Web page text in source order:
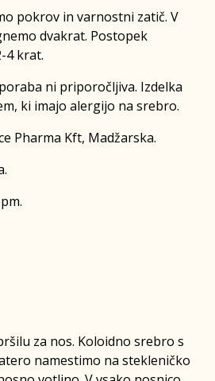
pokrov in varnostni zatič. V
dvakrat. Postopek
4 krat.
ni priporočljiva. Izdelka
ki imajo alergijo na srebro.
Pharma Kft, Madžarska.
za nos. Koloidno srebro s
namestimo na stekleničko